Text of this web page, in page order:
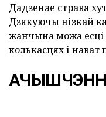
Дадзенае страва
Дзякуючы нізкай
жанчына можа есці
колькасцях і нават